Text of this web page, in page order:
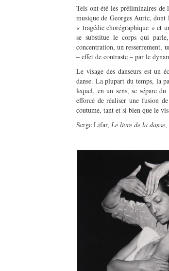
Tels ont été les préliminaires de
musique de Georges Auric, dont
« tragédie chorégraphique » et
se substitue le corps qui
concentration, un resserrement,
– effet de contraste – par le
Le visage des danseurs est un
danse. La plupart du temps, la
lequel, en un sens, se sépare
efforcé de réaliser une fusion
coutume, tant et si bien que le
Serge Lifar, Le livre de la danse,